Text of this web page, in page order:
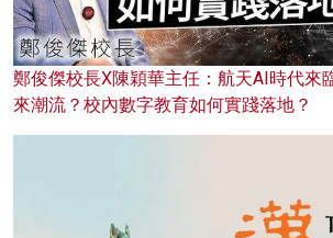
鄭俊傑校長X陳穎華主任：航天AI時代來
來潮流？校內數字教育如何實踐落地？